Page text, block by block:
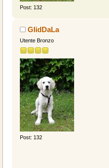
Post: 132
GIidDaLa
Utente Bronzo
Post: 132